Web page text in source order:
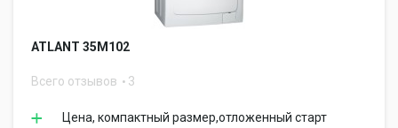
ATLANT 35М102
Всего отзывов 3
Цена, компактный размер,отложенный старт